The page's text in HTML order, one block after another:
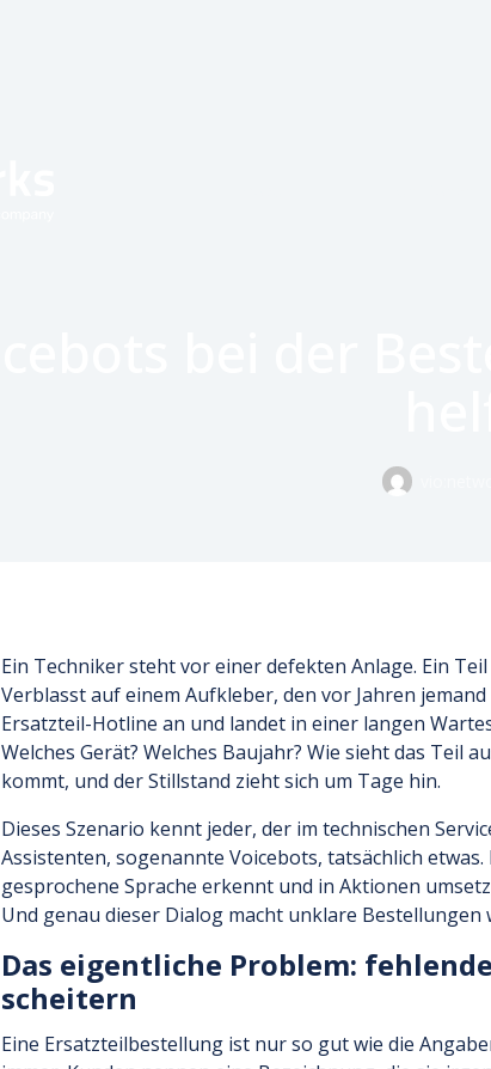
Ein Techniker steht vor einer defekten Anlage. Ein
Verblasst auf einem Aufkleber, den vor Jahren
Ersatzteil-Hotline an und landet in einer langen
Welches Gerät? Welches Baujahr? Wie sieht das Teil
kommt, und der Stillstand zieht sich um Tage hin.
Dieses Szenario kennt jeder, der im technischen
Assistenten, sogenannte Voicebots, tatsächlich
gesprochene Sprache erkennt und in Aktionen
Und genau dieser Dialog macht unklare Bestellungen
Das eigentliche Problem:
scheitern
Eine Ersatzteilbestellung ist nur so gut wie die